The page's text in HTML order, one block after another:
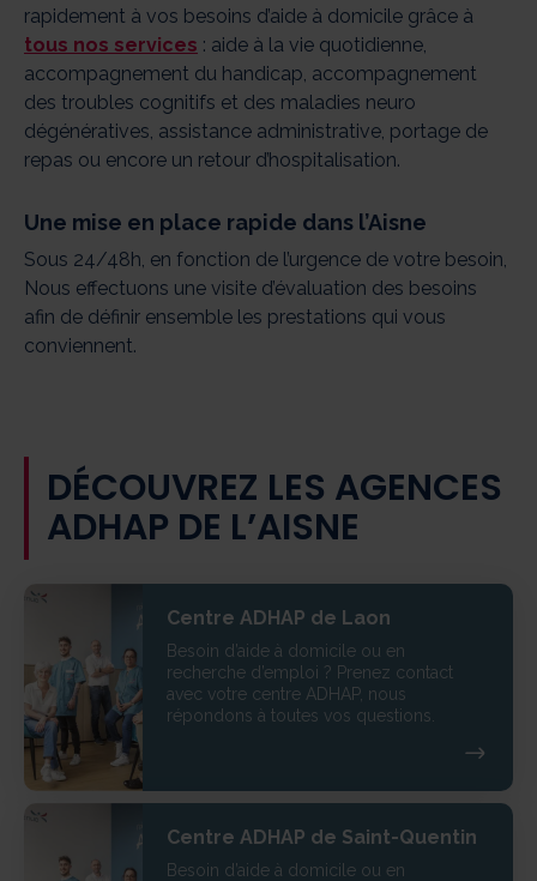
rapidement à vos besoins d’aide à domicile grâce à
tous nos services : aide à la vie quotidienne,
accompagnement du handicap, accompagnement
des troubles cognitifs et des maladies neuro
dégénératives, assistance administrative, portage de
repas ou encore un retour d’hospitalisation.
Une mise en place rapide dans l’Aisne
Sous 24/48h, en fonction de l’urgence de votre besoin,
Nous effectuons une visite d’évaluation des besoins
afin de définir ensemble les prestations qui vous
conviennent.
DÉCOUVREZ LES AGENCES
ADHAP DE L’AISNE
Centre ADHAP de Laon
Besoin d’aide à domicile ou en
recherche d’emploi ? Prenez contact
avec votre centre ADHAP, nous
répondons à toutes vos questions.
Centre ADHAP de Saint-Quentin
Besoin d’aide à domicile ou en